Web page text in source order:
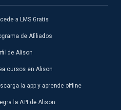
a LMS Gratis
de Afiliados
de Alison
cursos en Alison
la app y aprende offline
la API de Alison